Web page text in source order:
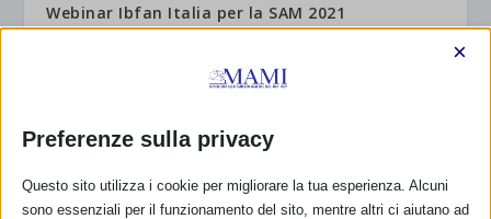
Webinar Ibfan Italia per la SAM 2021
RISPONDI
Preferenze sulla privacy
×
Questo sito utilizza i cookie per migliorare la tua esperienza. Alcuni
sono essenziali per il funzionamento del sito, mentre altri ci aiutano ad